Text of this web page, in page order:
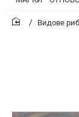
Видове